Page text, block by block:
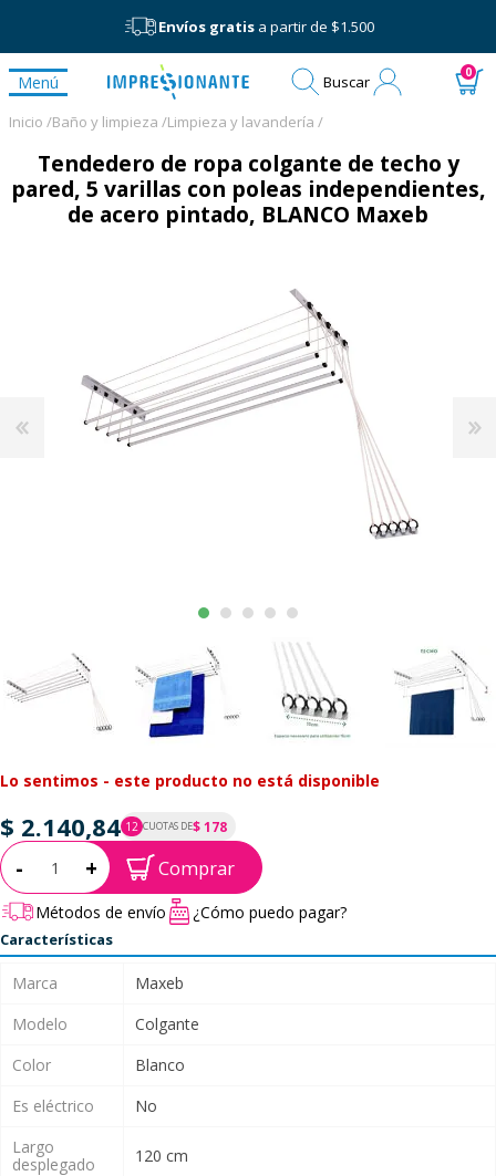
Envíos gratisa partir de $1.500
Menú Buscar 0
Inicio /Baño y limpieza /Limpieza y lavandería /
Tendedero de ropa colgante de techo y
pared, 5 varillas con poleas independientes,
de acero pintado, BLANCO Maxeb
Lo sentimos - este producto no está disponible
$ 2.140,84 12 CUOTAS DE$ 178
P.T.F. $ 2.141
Cantidad:
- + Comprar
Métodos de envío ¿Cómo puedo pagar?
Características
Marca
Maxeb
Modelo
Colgante
Color
Blanco
Es eléctrico
No
Largo
desplegado
120 cm